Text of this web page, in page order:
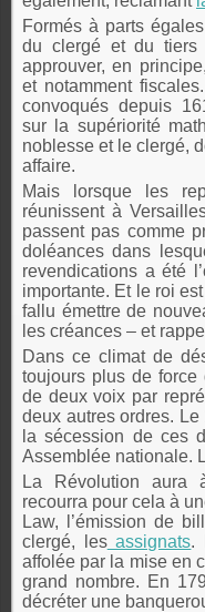
Formés à parts
du clergé et du tiers
approuver, en
et notamment
convoqués depuis
sur la supériorité
noblesse et le clergé,
affaire.
Mais lorsque les
réunissent à
passent pas comme
doléances dans
revendications a été
importante. Et le roi
fallu émettre de
les créances – et
Dans ce climat de
toujours plus de
de deux voix par
deux autres ordres.
la sécession de ces
Assemblée nationale.
La Révolution aura
recourra pour cela à
Law, l’émission de
clergé, lesassignats.
affolée par la mise en
grand nombre. En
décréter une